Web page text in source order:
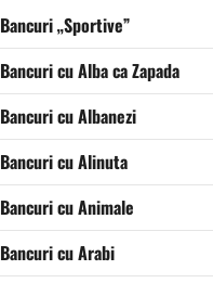
Bancuri „Sportive”
Bancuri cu Alba ca Zapada
Bancuri cu Albanezi
Bancuri cu Alinuta
Bancuri cu Animale
Bancuri cu Arabi